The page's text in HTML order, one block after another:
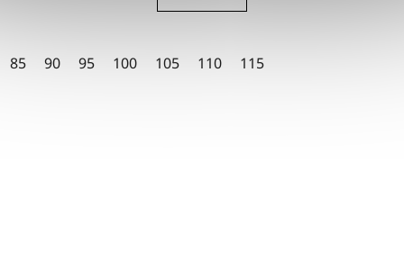
85 90 95 100 105 110 115